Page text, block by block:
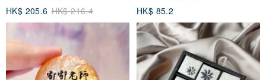
HK$ 205.6 HK$ 216.4
HK$ 85.2